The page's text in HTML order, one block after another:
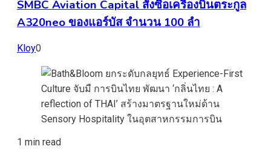
SMBC Aviation Capital สั่งซื้อเครื่องบินตระกูล
A320neo ของแอร์บัส จำนวน 100 ลำ
Kloy0
1 min read